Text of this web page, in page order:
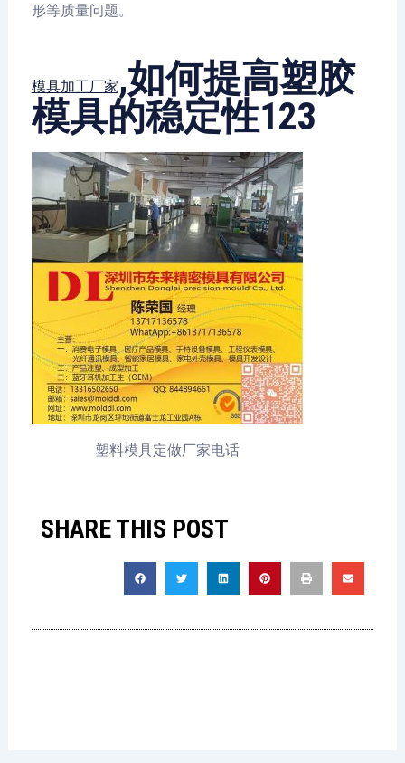
形等质量问题。
模具加工厂家 ,如何提高塑胶
模具的稳定性123
塑料模具定做厂家电话
SHARE THIS POST